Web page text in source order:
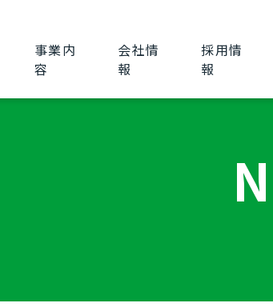
事業内
容
会社情
報
採用情
報